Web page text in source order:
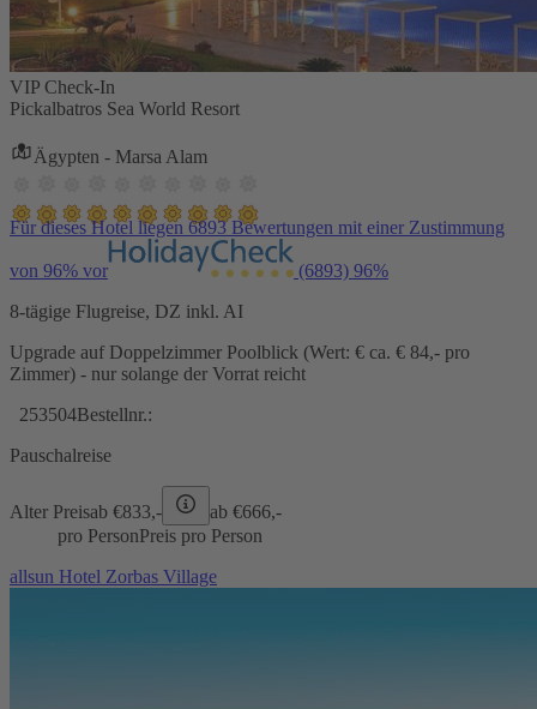
VIP Check-In
Pickalbatros Sea World Resort
Ägypten - Marsa Alam
Für dieses Hotel liegen 6893 Bewertungen mit einer Zustimmung
von 96% vor (6893) 96%
8-tägige Flugreise, DZ inkl. AI
Upgrade auf Doppelzimmer Poolblick (Wert: € ca. € 84,- pro
Zimmer) - nur solange der Vorrat reicht
253504Bestellnr.:
Pauschalreise
Alter Preisab €833,- ab €666,-
pro PersonPreis pro Person
allsun Hotel Zorbas Village